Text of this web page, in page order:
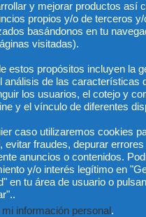
email, and website in this
para reducir el spam.
y mejorar productos así
propios y/o de terceros
basándonos en tu
visitadas).
estos propósitos incluyen la
análisis de las características
los usuarios, el cotejo y
y el vínculo de diferentes
caso utilizaremos cookies
evitar fraudes, depurar
anuncios o contenidos.
y/o interés legítimo en
en tu área de usuario o
información personal .